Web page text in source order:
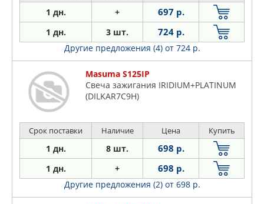
1 дн. + 697 р.
1 дн. 3 шт. 724 р.
Другие предложения (4) от 724 р.
Masuma S125IP
Свеча зажигания IRIDIUM+PLATINUM
(DILKAR7C9H)
Срок поставки Наличие Цена Купить
1 дн. 8 шт. 698 р.
1 дн. + 698 р.
Другие предложения (2) от 698 р.